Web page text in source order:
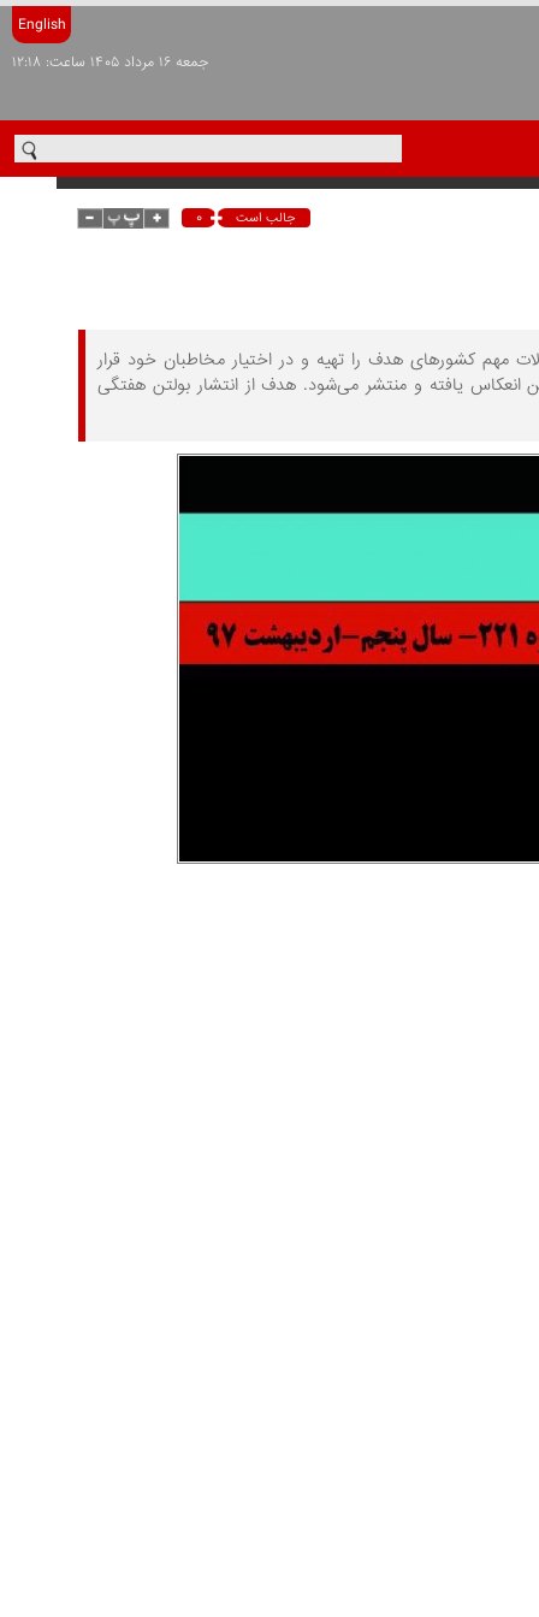
English
جمعه ۱۶ مرداد ۱۴۰۵ ساعت: ۱۲:۱۸
جالب است ۰
مهم کشورهای هدف را تهیه و در اختیار مخاطبان خود قرار
انعکاس یافته و منتشر می‌شود. هدف از انتشار بولتن هفتگی